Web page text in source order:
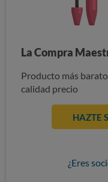
La Compra
Producto más
calidad precio
HAZTE
¿Eres